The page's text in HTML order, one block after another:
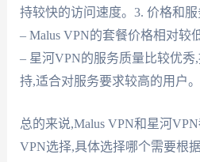
持较快的访问速度。3. 价格和服
– Malus VPN的套餐价格相对较
– 星河VPN的服务质量比较优秀
持,适合对服务要求较高的用户。
总的来说,Malus VPN和星河
VPN选择,具体选择哪个需要根